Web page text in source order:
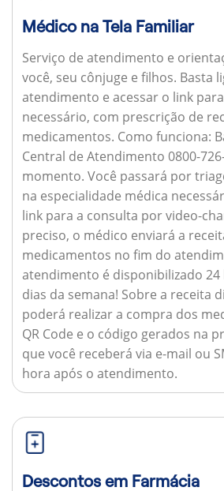
Médico na Tela Familiar
Serviço de atendimento e
você, seu cônjuge e filhos. Basta
atendimento e acessar o link
necessário, com prescrição de
medicamentos. Como funciona:
Central de Atendimento 0800-
momento. Você passará por
na especialidade médica
link para a consulta por video-
preciso, o médico enviará a
medicamentos no fim do
atendimento é disponibilizado
dias da semana! Sobre a receita
poderá realizar a compra dos
QR Code e o código gerados na
que você receberá via e-mail ou
hora após o atendimento.
Descontos em Farmácia